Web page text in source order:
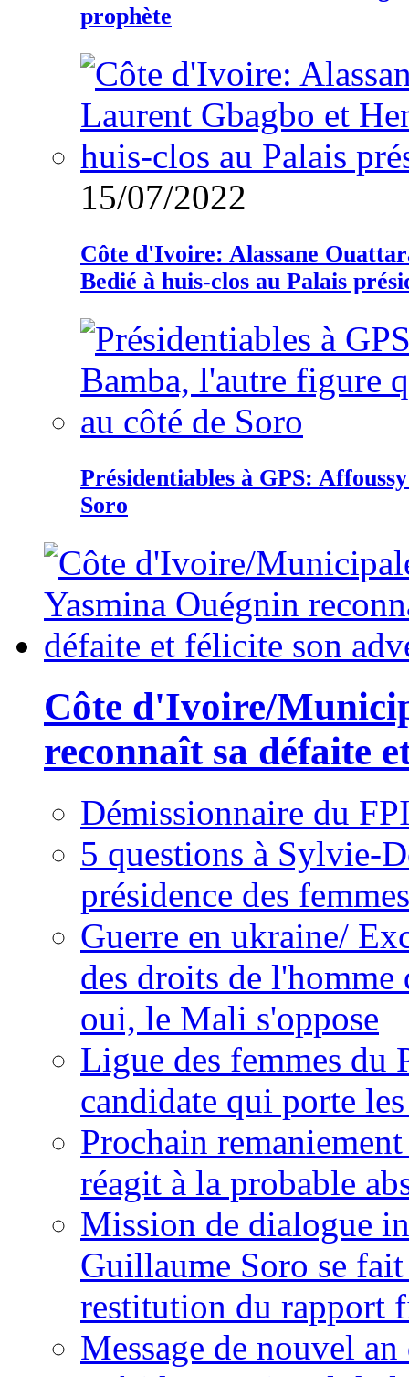
prophète
15/07/2022
Côte d'Ivoire: Alassane
Bedié à huis-clos au Palais
Présidentiables à GPS:
Soro
Côte d'Ivoire/
reconnaît sa défaite
Démissionnaire du
5 questions à Sylvie-
présidence des
Guerre en ukraine/
des droits de
oui, le Mali s'oppose
Ligue des femmes du
candidate qui porte
Prochain
réagit à la probable
Mission de dialogue
Guillaume Soro se
restitution du rapport
Message de nouvel